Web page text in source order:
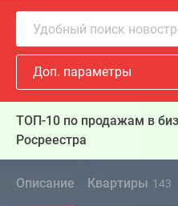
Удобный поиск
Доп. параметры
ТОП-10 по продажам в
Росреестра
Описание Квартиры 143